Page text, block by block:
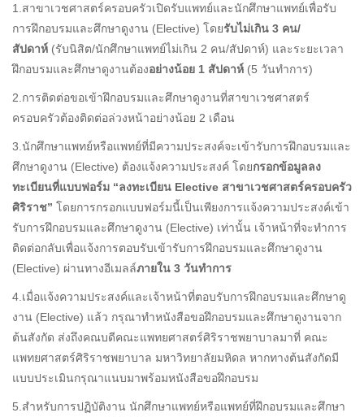
1.สาขาเวชศาสตร์ครอบครัวเปิดรับแพทย์และนักศึกษาแพทย์เพื่อรับ
การฝึกอบรมและศึกษาดูงาน (Elective) โดยรับไม่เกิน 3 คน/
สัปดาห์ (รับนิสิต/นักศึกษาแพทย์ไม่เกิน 2 คน/สัปดาห์) และระยะเวลา
ฝึกอบรมและศึกษาดูงานต้องอย่างน้อย 1 สัปดาห์ (5 วันทำการ)
2.การติดต่อขอเข้าฝึกอบรมและศึกษาดูงานที่สาขาเวชศาสตร์
ครอบครัวต้องติดต่อล่วงหน้าอย่างน้อย 2 เดือน
3.นักศึกษาแพทย์หรือแพทย์ที่มีความประสงค์จะเข้ารับการฝึกอบรมและ
ศึกษาดูงาน (Elective) ต้องแจ้งความประสงค์ โดยกรอกข้อมูลลง
ทะเบียนที่แบบฟอร์ม “ลงทะเบียน Elective สาขาเวชศาสตร์ครอบครัว
ศิริราช” โดยการกรอกแบบฟอร์มนี้เป็นเพียงการแจ้งความประสงค์เข้า
รับการฝึกอบรมและศึกษาดูงาน (Elective) เท่านั้น เจ้าหน้าที่จะทำการ
ติดต่อกลับเพื่อแจ้งการตอบรับเข้ารับการฝึกอบรมและศึกษาดูงาน
(Elective) ผ่านทางอีเมลล์ภายใน 3 วันทำการ
4.เมื่อแจ้งความประสงค์และเจ้าหน้าที่ตอบรับการฝึกอบรมและศึกษาดู
งาน (Elective) แล้ว กรุณาทำหนังสือขอฝึกอบรมและศึกษาดูงานจาก
ต้นสังกัด ส่งถึงคณบดีคณะแพทยศาสตร์ศิริราชพยาบาลมาที่ คณะ
แพทยศาสตร์ศิริราชพยาบาล มหาวิทยาลัยมหิดล หากทางต้นสังกัดมี
แบบประเมินกรุณาแนบมาพร้อมหนังสือขอฝึกอบรม
5.สำหรับการปฏิบัติงาน นักศึกษาแพทย์หรือแพทย์ที่ฝึกอบรมและศึกษา